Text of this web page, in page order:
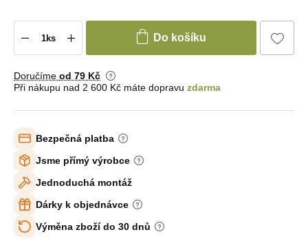
Do košíku
Doručíme od 79 Kč
Při nákupu nad 2 600 Kč máte dopravu zdarma
Bezpečná platba
Jsme přímý výrobce
Jednoduchá montáž
Dárky k objednávce
Výměna zboží do 30 dnů